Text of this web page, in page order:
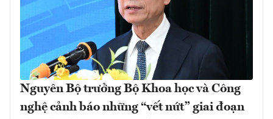
Nguyên Bộ trưởng Bộ Khoa học và Công
nghệ cảnh báo những “vết nứt” giai đoạn